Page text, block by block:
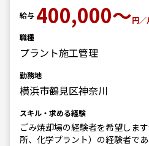
給与 400,000～円／
職種
プラント施工管理
勤務地
横浜市鶴見区神奈川
スキル・求める経験
ごみ焼却場の経験者を希望しま
所、化学プラント）の経験者であ